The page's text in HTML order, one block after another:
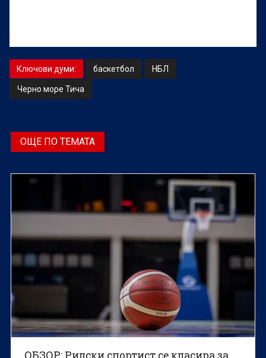
Ключови думи: баскетбол НБЛ
Черно море Тича
ОЩЕ ПО ТЕМАТА
ОБЗОР: Рилски спортист се класира за